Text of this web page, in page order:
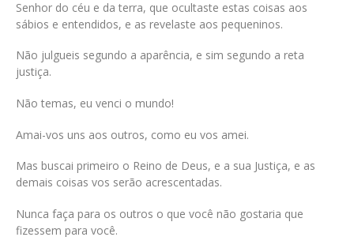
Senhor do céu e da terra, que ocultaste estas coisas aos
sábios e entendidos, e as revelaste aos pequeninos.
Não julgueis segundo a aparência, e sim segundo a reta
justiça.
Não temas, eu venci o mundo!
Amai-vos uns aos outros, como eu vos amei.
Mas buscai primeiro o Reino de Deus, e a sua Justiça, e as
demais coisas vos serão acrescentadas.
Nunca faça para os outros o que você não gostaria que
fizessem para você.